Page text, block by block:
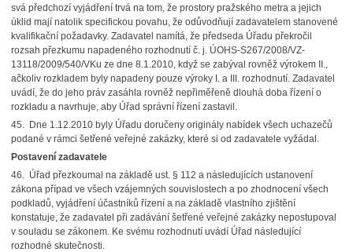
svá předchozí vyjádření trvá na tom, že prostory pražského metra a jejich
úklid mají natolik specifickou povahu, že odůvodňují zadavatelem stanovené
kvalifikační požadavky. Zadavatel namítá, že předseda Úřadu překročil
rozsah přezkumu napadeného rozhodnutí č. j. ÚOHS-S267/2008/VZ-
13118/2009/540/VKu ze dne 8.1.2010, když se zabýval rovněž výrokem II.,
ačkoliv rozkladem byly napadeny pouze výroky I. a III. rozhodnutí. Zadavatel
uvádí, že do jeho práv zasáhla rovněž nepřiměřeně dlouhá doba řízení o
rozkladu a navrhuje, aby Úřad správní řízení zastavil.
45. Dne 1.12.2010 byly Úřadu doručeny originály nabídek všech uchazečů
podané v rámci šetřené veřejné zakázky, které si od zadavatele vyžádal.
Postavení zadavatele
46. Úřad přezkoumal na základě ust. § 112 a následujících ustanovení
zákona případ ve všech vzájemných souvislostech a po zhodnocení všech
podkladů, vyjádření účastníků řízení a na základě vlastního zjištění
konstatuje, že zadavatel při zadávání šetřené veřejné zakázky nepostupoval
v souladu se zákonem. Ke svému rozhodnutí uvádí Úřad následující
rozhodné skutečnosti.